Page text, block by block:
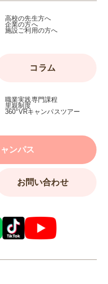
コラム
高校の先生方へ
企業の方へ
施設ご利用の方へ
職業実践専門課程
360°VRキャンパスツアー
里親制度
ンパス
お問い合わせ